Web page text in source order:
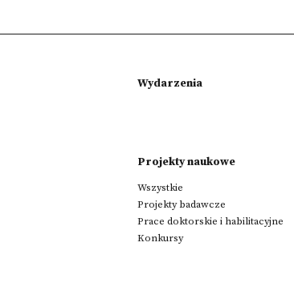
Wydarzenia
Projekty naukowe
Wszystkie
Projekty badawcze
Prace doktorskie i habilitacyjne
Konkursy